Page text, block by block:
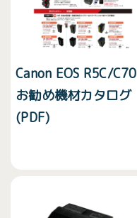
Canon EOS R5C/C70
お勧め機材カタログ
(PDF)